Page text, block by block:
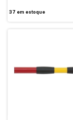
37 em estoque